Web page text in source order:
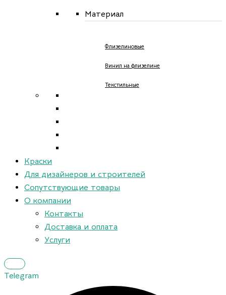
Материал
Флизелиновые
Винил на флизелине
Текстильные
Краски
Для дизайнеров и строителей
Сопутствующие товары
О компании
Контакты
Доставка и оплата
Услуги
Telegram